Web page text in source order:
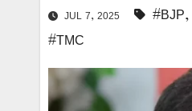
JUL 7, 2025 #BJP,
#TMC